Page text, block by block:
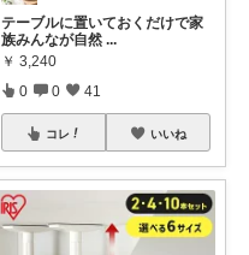
テーブルに置いておくだけで家
族みんなが自然 ...
￥ 3,240
0 0 41
コレ いいね